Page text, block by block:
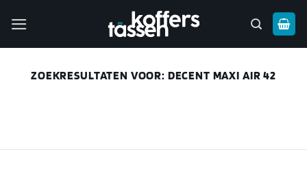
naar
ZOEKRESULTATEN VOOR: DECENT MAXI AIR 42